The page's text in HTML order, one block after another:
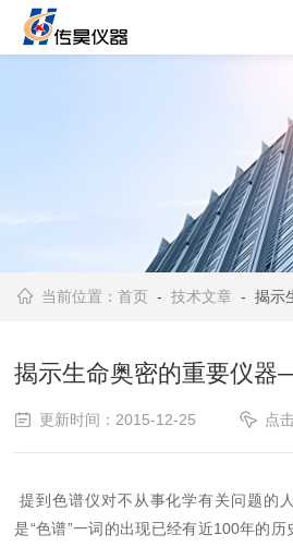
当前位置：首页 -技术文章 - 揭示
揭示生命奥密的重要仪
更新时间：2015-12-25 点
提到色谱仪对不从事化学有关问题的
是“色谱”一词的出现已经有近100年的